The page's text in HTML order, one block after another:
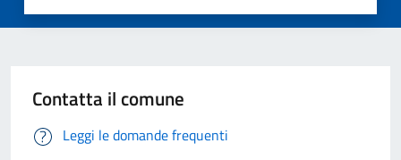
Contatta il comune
Leggi le domande frequenti